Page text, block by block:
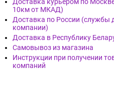
Доставка курьером по
10км от МКАД)
Доставка по России (службы
компании)
Доставка в Республику
Самовывоз из магазина
Инструкции при получении
компаний